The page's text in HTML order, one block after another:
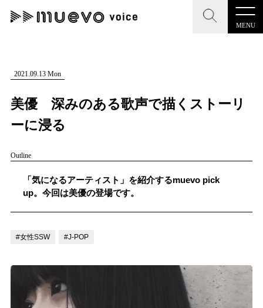
MENU
CLOSE
記事を検索する
人気ワード
#男性SSW #ポップス #女性SSW
CLOSE
"読者の声を形にする”音楽特化メディア
MENU
記事一覧
記事リクエスト
ログイン
2021.09.13 Mon
美優 深みのある歌声で描くストーリ
ーに浸る
Outline
「気になるアーティスト」を紹介するmuevo pick
up。今回は美優の登場です。
#女性SSW #J-POP